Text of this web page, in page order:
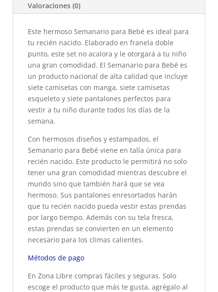
Valoraciones (0)
Este hermoso Semanario para Bebé es ideal para
tu recién nacido. Elaborado en franela doble
punto, este set no acalora y le otorgará a tu niño
una gran comodidad. El Semanario para Bebé es
un producto nacional de alta calidad que incluye
siete camisetas con manga, siete camisetas
esqueleto y siete pantalones perfectos para
vestir a tu niño durante todos los días de la
semana.
Con hermosos diseños y estampados, el
Semanario para Bebé viene en talla única para
recién nacido. Este producto le permitirá no solo
tener una gran comodidad mientras descubre el
mundo sino que también hará que se vea
hermoso. Sus pantalones enresortados harán
que tu recién nacido pueda vestir estas prendas
por largo tiempo. Además con su tela fresca,
estas prendas se convierten en un elemento
necesario para los climas calientes.
Métodos de pago
En Zona Libre compras fáciles y seguras. Solo
escoge el producto que más te gusta, agrégalo al